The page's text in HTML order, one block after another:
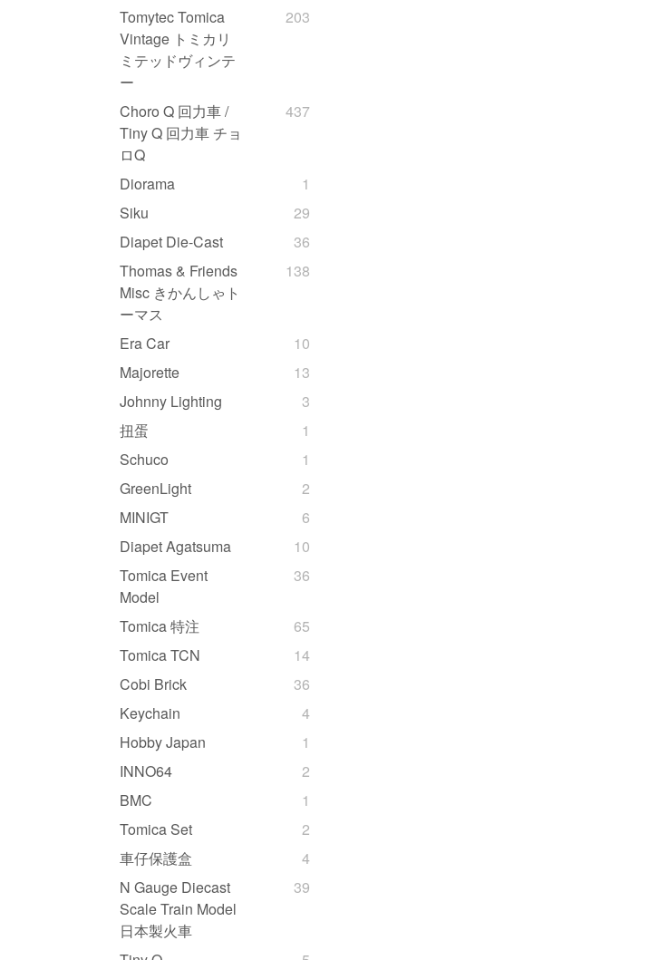
Tomytec Tomica
Vintage トミカリ
ミテッドヴィンテ
ー
203
Choro Q 回力車 /
Tiny Q 回力車 チョ
ロQ
437
Diorama
1
Siku
29
Diapet Die-Cast
36
Thomas & Friends
Misc きかんしゃト
ーマス
138
Era Car
10
Majorette
13
Johnny Lighting
3
扭蛋
1
Schuco
1
GreenLight
2
MINIGT
6
Diapet Agatsuma
10
Tomica Event
Model
36
Tomica 特注
65
Tomica TCN
14
Cobi Brick
36
Keychain
4
Hobby Japan
1
INNO64
2
BMC
1
Tomica Set
2
車仔保護盒
4
N Gauge Diecast
Scale Train Model
日本製火車
39